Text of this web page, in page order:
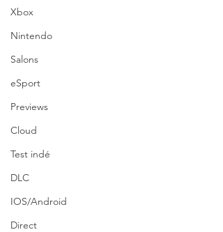
Xbox
Nintendo
Salons
eSport
Previews
Cloud
Test indé
DLC
IOS/Android
Direct